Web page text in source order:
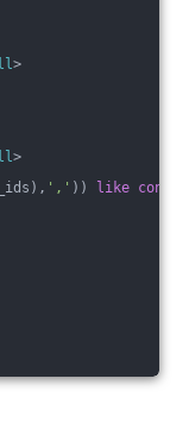
>
>
',' )) like concat